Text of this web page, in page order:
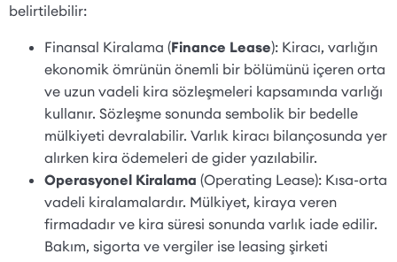
belirtilebilir:
Finansal Kiralama (Finance Lease): Kiracı, varlığın
ekonomik ömrünün önemli bir bölümünü içeren orta
ve uzun vadeli kira sözleşmeleri kapsamında varlığı
kullanır. Sözleşme sonunda sembolik bir bedelle
mülkiyeti devralabilir. Varlık kiracı bilançosunda yer
alırken kira ödemeleri de gider yazılabilir.
Operasyonel Kiralama (Operating Lease): Kısa-orta
vadeli kiralamalardır. Mülkiyet, kiraya veren
firmadadır ve kira süresi sonunda varlık iade edilir.
Bakım, sigorta ve vergiler ise leasing şirketi